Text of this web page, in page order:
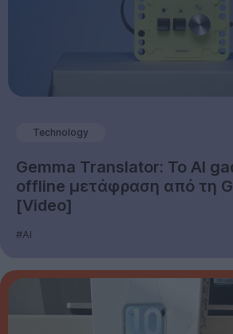
Technology
Gemma Translator: Το AI
offline μετάφραση από τη
[Video]
#AI